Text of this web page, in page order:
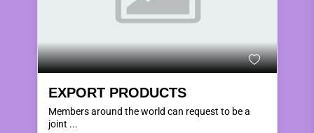
EXPORT PRODUCTS
Members around the world can request to be a
joint ...